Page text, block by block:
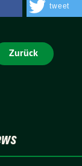
tweet
Zurück